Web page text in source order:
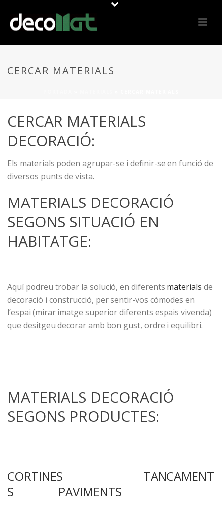
CERCAR MATERIALS
CERCAR MATERIALS
DECORACIÓ:
Els materials poden agrupar-se i definir-se en funció de
diversos punts de vista.
MATERIALS DECORACIÓ
SEGONS SITUACIÓ EN
HABITATGE:
Aquí podreu trobar la solució, en diferents materials de
decoració i construcció, per sentir-vos còmodes en
l’espai (mirar imatge superior diferents espais vivenda)
que desitgeu decorar amb bon gust, ordre i equilibri.
MATERIALS DECORACIÓ
SEGONS PRODUCTES:
CORTINES
TANCAMENT
S
PAVIMENTS